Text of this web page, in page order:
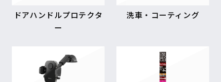
ドアハンドルプロテクタ
ー
洗車・コーティング